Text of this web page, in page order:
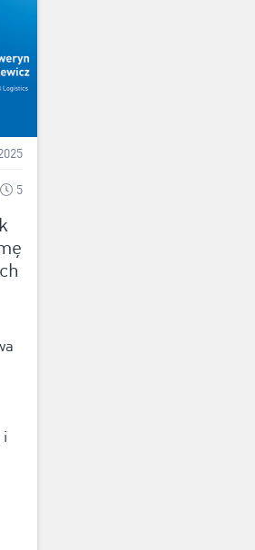
5
i